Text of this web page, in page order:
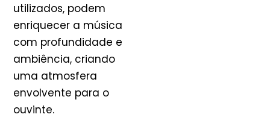
utilizados, podem
enriquecer a música
com profundidade e
ambiência, criando
uma atmosfera
envolvente para o
ouvinte.